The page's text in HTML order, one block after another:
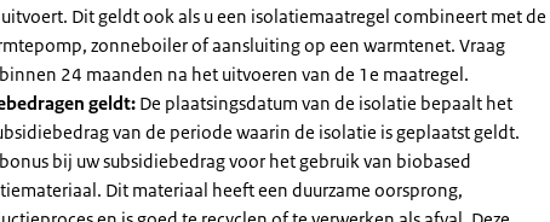
Dit geldt ook als u een isolatiemaatregel combineert met de
zonneboiler of aansluiting op een warmtenet. Vraag
24 maanden na het uitvoeren van de 1e maatregel.
geldt: De plaatsingsdatum van de isolatie bepaalt het
van de periode waarin de isolatie is geplaatst geldt.
bij uw subsidiebedrag voor het gebruik van biobased
Dit materiaal heeft een duurzame oorsprong,